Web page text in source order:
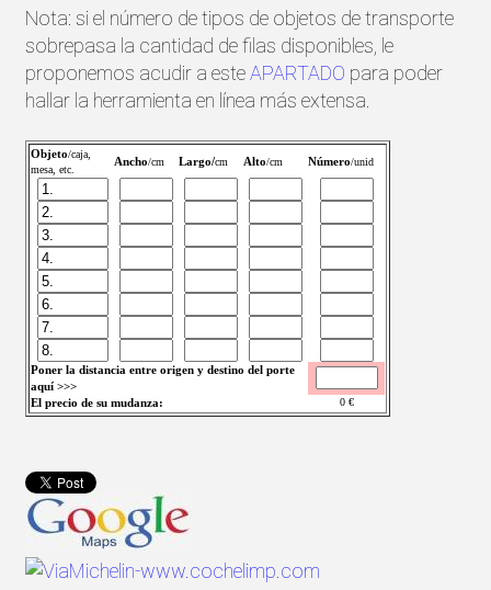
Nota: si el número de tipos de objetos de transporte
sobrepasa la cantidad de filas disponibles, le
proponemos acudir a esteAPARTADO para poder
hallar la herramienta en línea más extensa.
Objeto/caja,
mesa, etc.
Ancho/cm Largo/cm Alto/cm Número/unid
Poner la distancia entre origen y destino del porte
aquí >>>
El precio de su mudanza:
0€